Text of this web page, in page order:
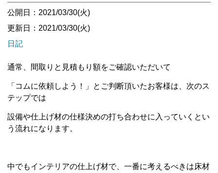
公開日：2021/03/30(火)
更新日：2021/03/30(火)
日記
通常、間取りと見積もり額をご確認いただいて
「コムに依頼しよう！」とご判断頂いたお客様は、次のス
テップでは
設備や仕上げ材の仕様決めの打ち合わせに入っていくとい
う流れになります。
中でもインテリアの仕上げ材で、一番に考えるべきは床材